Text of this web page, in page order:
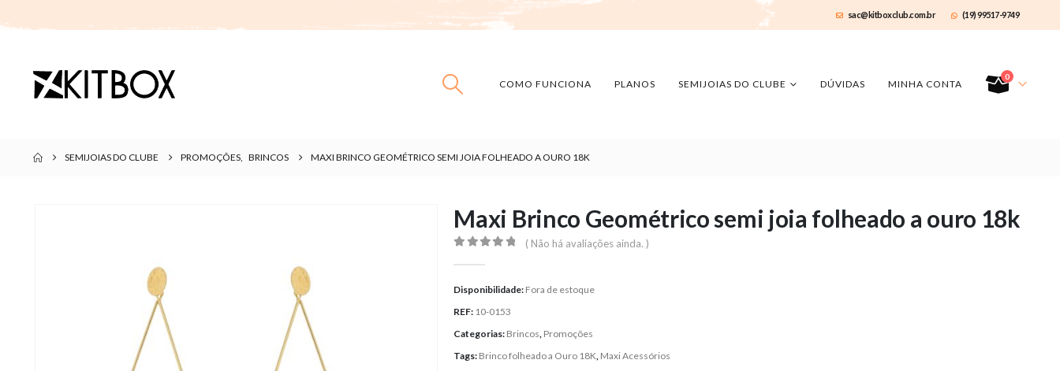
sac@kitboxclub.com.br (19) 99517-9749
COMO FUNCIONA PLANOS SEMIJOIAS DO CLUBE DÚVIDAS MINHA CONTA
0
SEMIJOIAS DO CLUBE PROMOÇÕES, BRINCOS MAXI BRINCO GEOMÉTRICO SEMI JOIA FOLHEADO A OURO 18K
Maxi Brinco Geométrico semi joia folheado a ouro 18k
( Não há avaliações ainda. )
Disponibilidade: Fora de estoque
REF: 10-0153
Categorias: Brincos Promoções
Tags: Brinco folheado a Ouro 18K Maxi Acessórios